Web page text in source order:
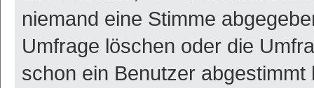
niemand eine Stimme
Umfrage löschen oder die
schon ein Benutzer